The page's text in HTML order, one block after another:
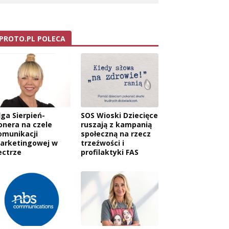
PROTO.PL POLECA
Sierpień-
na czele
w
SOS Wioski Dziecięce
ruszają z kampanią
społeczną na rzecz
trzeźwości i
profilaktyki FAS